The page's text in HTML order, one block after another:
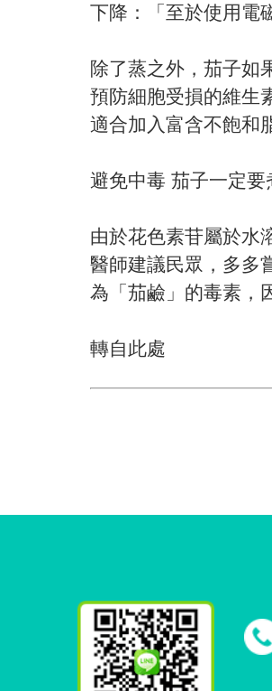
下降：「至於使用電
除了蒸之外，茄子如
預防細胞受損的維生
適合加入富含不飽和
避免中毒 茄子一定要
由於花色素苷屬於水
醫師建議民眾，多多
為「茄鹼」的毒素，
轉自此處